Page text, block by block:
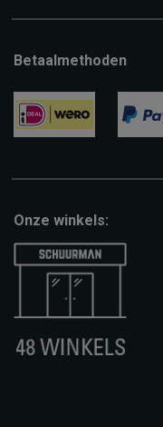
Betaalmethoden
Onze winkels: